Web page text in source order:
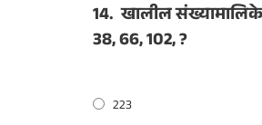
14. खालील
38, 66, 102, ?
223